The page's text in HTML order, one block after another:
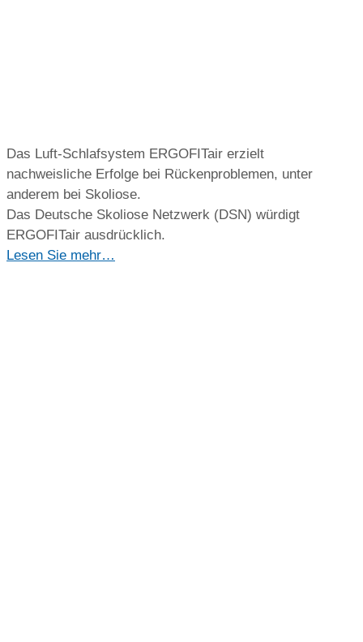
Das Luft-Schlafsystem ERGOFITair erzielt
nachweisliche Erfolge bei Rückenproblemen, unter
anderem bei Skoliose.
Das Deutsche Skoliose Netzwerk (DSN) würdigt
ERGOFITair ausdrücklich.
Lesen Sie mehr…